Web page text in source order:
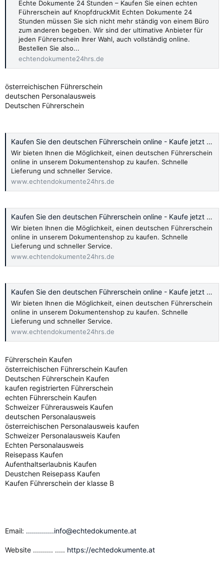
Echte Dokumente 24 Stunden – Kaufen Sie einen echten
Führerschein auf KnopfdruckMit Echten Dokumente 24
Stunden müssen Sie sich nicht mehr ständig von einem Büro
zum anderen begeben. Wir sind der ultimative Anbieter für
jeden Führerschein Ihrer Wahl, auch vollständig online.
Bestellen Sie also...
echtendokumente24hrs.de
österreichischen Führerschein
deutschen Personalausweis
Deutschen Führerschein
Kaufen Sie den deutschen Führerschein online - Kaufe jetzt 2024
Wir bieten Ihnen die Möglichkeit, einen deutschen Führerschein
online in unserem Dokumentenshop zu kaufen. Schnelle
Lieferung und schneller Service.
www.echtendokumente24hrs.de
Kaufen Sie den deutschen Führerschein online - Kaufe jetzt 2024
Wir bieten Ihnen die Möglichkeit, einen deutschen Führerschein
online in unserem Dokumentenshop zu kaufen. Schnelle
Lieferung und schneller Service.
www.echtendokumente24hrs.de
Kaufen Sie den deutschen Führerschein online - Kaufe jetzt 2024
Wir bieten Ihnen die Möglichkeit, einen deutschen Führerschein
online in unserem Dokumentenshop zu kaufen. Schnelle
Lieferung und schneller Service.
www.echtendokumente24hrs.de
Führerschein Kaufen
österreichischen Führerschein Kaufen
Deutschen Führerschein Kaufen
kaufen registrierten Führerschein
echten Führerschein Kaufen
Schweizer Führerausweis Kaufen
deutschen Personalausweis
österreichischen Personalausweis kaufen
Schweizer Personalausweis Kaufen
Echten Personalausweis
Reisepass Kaufen
Aufenthaltserlaubnis Kaufen
Deustchen Reisepass Kaufen
Kaufen Führerschein der klasse B
Email: ..............info@echtedokumente.at
Website .......... ..... https://echtedokumente.at